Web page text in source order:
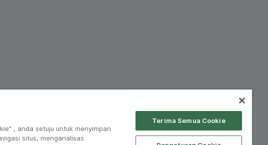
, anda setuju untuk menyimpan
situs, menganalisas
Terima Semua Cookie